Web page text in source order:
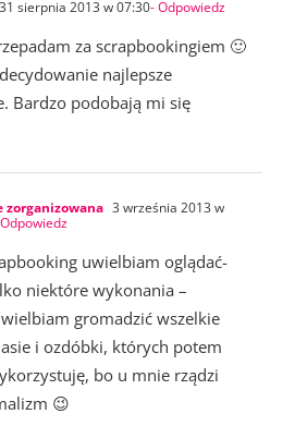
31 sierpnia 2013 w 07:30- Odpowiedz
za scrapbookingiem 🙂
najlepsze
Bardzo podobają mi się
zorganizowana 3 września 2013 w
uwielbiam oglądać-
niektóre wykonania –
gromadzić wszelkie
i ozdóbki, których potem
bo u mnie rządzi
😉